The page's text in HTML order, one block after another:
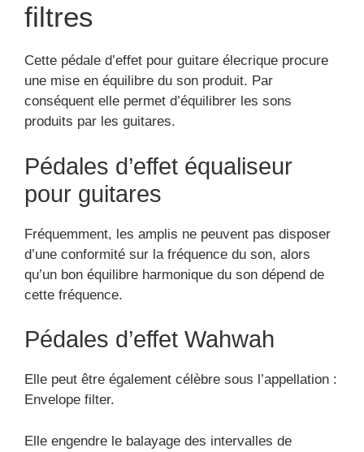
filtres
Cette pédale d’effet pour guitare élecrique procure
une mise en équilibre du son produit. Par
conséquent elle permet d’équilibrer les sons
produits par les guitares.
Pédales d’effet équaliseur
pour guitares
Fréquemment, les amplis ne peuvent pas disposer
d’une conformité sur la fréquence du son, alors
qu’un bon équilibre harmonique du son dépend de
cette fréquence.
Pédales d’effet Wahwah
Elle peut être également célèbre sous l’appellation :
Envelope filter.
Elle engendre le balayage des intervalles de